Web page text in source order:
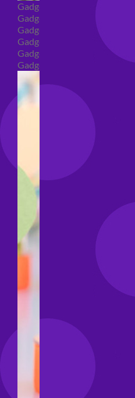
Gadget
Gadget addio al nubilato
Gadget Laurea
Gadget addio al celibato
Gadget per compleanno
Gadget generici